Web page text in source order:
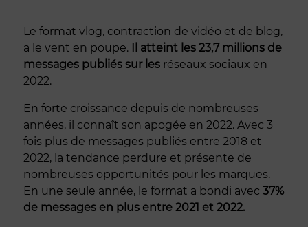
Le format vlog, contraction de vidéo et de blog,
a le vent en poupe. Il atteint les 23,7 millions de
messages publiés sur les réseaux sociaux en
2022.
En forte croissance depuis de nombreuses
années, il connaît son apogée en 2022. Avec 3
fois plus de messages publiés entre 2018 et
2022, la tendance perdure et présente de
nombreuses opportunités pour les marques.
En une seule année, le format a bondi avec 37%
de messages en plus entre 2021 et 2022.